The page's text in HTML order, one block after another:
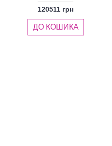
120511 грн
ДО КОШИКА